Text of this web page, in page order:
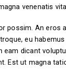
venenatis
possim. An eros
eu
eam dicant
Est ut magna